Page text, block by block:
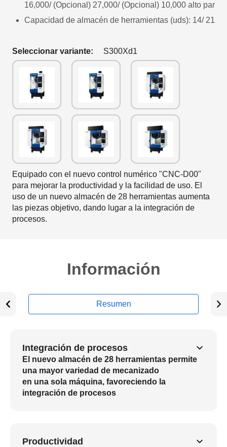
16,000/ (Opcional) 27,000/ (Opcional) 10,000 alto par
Capacidad de almacén de herramientas (uds): 14/ 21
Seleccionar variante: S300Xd1
Equipado con el nuevo control numérico "CNC-D00"
para mejorar la productividad y la facilidad de uso. El
uso de un nuevo almacén de 28 herramientas aumenta
las piezas objetivo, dando lugar a la integración de
procesos.
Información
Resumen
Integración de procesos
El nuevo almacén de 28 herramientas permite
una mayor variedad de mecanizado
en una sola máquina, favoreciendo la
integración de procesos
Productividad